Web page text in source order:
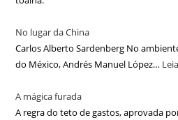
No lugar da China
Carlos Alberto Sardenberg No
do México, Andrés Manuel López…
A mágica furada
A regra do teto de gastos, aprovada